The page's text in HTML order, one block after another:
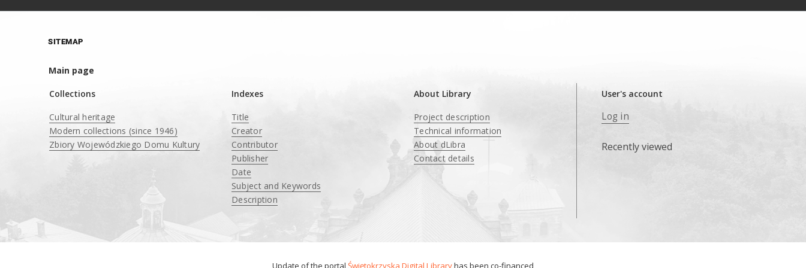
SITEMAP
Main page
Collections
Cultural heritage
Modern collections (since 1946)
Zbiory Wojewódzkiego Domu Kultury
Indexes
Title
Creator
Contributor
Publisher
Date
Subject and Keywords
Description
About Library
Project description
Technical information
About dLibra
Contact details
User's account
Log in
Recently viewed
Update of the portal Świętokrzyska Digital Libraryhas been co-financed